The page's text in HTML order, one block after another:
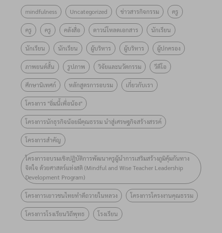
สร้าง
ภูมิคุ้มกัน
ทางจิตใจ
ด้วยศาสตร์
แห่งสติ
เตรียม
พร้อมยก
ระดับการ
ส่งเสริม
คุณธรรมใน
ระดับพื้นที่
ผ่านการ
เรียนรู้วิถี
ใหม่
ประจำปี
๒๕๖๙
ธนาคาร
ออมสิน
มอบทุน
จำนวน 100
สิ้น
5,000,000
ดำเนินงาน
โครงการ
“อิ่มนี้เพื่อ
น้อง”
ประจำปี
๒๕๖๙ ภาย
ใต้หัวข้อ
“กินดี อยู่ดี
สู่วิถีพอ
เพียง
(Smart
Farm for
Sustainable
Living)”
พัฒนาครู
โครงงาน
คุณธรรม
mindfulness Uncategorized ข่าวสารกิจกรรม ครู
ครู ครู คลังสื่อ ดาวน์โหลดเอกสาร นักเรียน
นักเรียน นักเรียน ผู้บริหาร ผู้บริหาร ผู้ปกครอง
ภาพยนต์สั้น รูปภาพ วิจัยและนวัตกรรม วีดีโอ
ศึกษานิเทศก์ หลักสูตรการอบรม เกี่ยวกับเรา
โครงการ "อิ่มนี้เพื่อน้อง"
โครงการนักธุรกิจน้อยมีคุณธรรม นำสู่เศรษฐกิจสร้างสรรค์
โครงการสำคัญ
โครงการอบรมเชิงปฏิบัติการพัฒนาครูผู้นำการเสริมสร้างภูมิคุ้มกันทาง
จิตใจ ด้วยศาสตร์แห่งสติ (Mindful and Wise Teacher Leadership
Development Program)
โครงการเยาวชนไทยทำดีถวายในหลวง โครงการโครงงานคุณธรรม
โครงการโรงเรียนวิถีพุทธ โรงเรียน